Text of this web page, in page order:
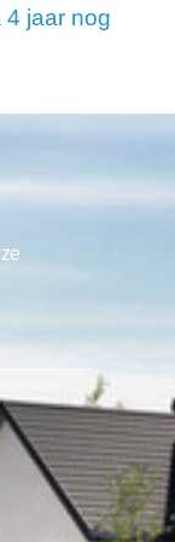
jaar nog